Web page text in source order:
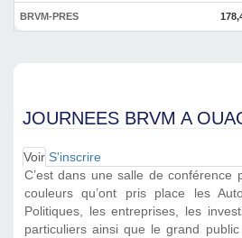
BRVM-PRES
JOURNEES BRVM A
Onglets
Voir (onglet
actif)
S'inscrire
C’est dans une salle de conférence
couleurs qu’ont pris place les
Politiques, les entreprises, les
particuliers ainsi que le grand public